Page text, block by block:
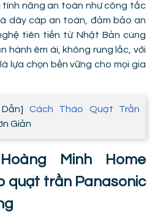
năng an toàn như công tắc
dây cáp an toàn, đảm bảo an
tiên tiến từ Nhật Bản cùng
hành êm ái, không rung lắc, với
lựa chọn bền vững cho mọi gia
Cách Tháo Quạt Trần
Giản
Minh Home
quạt trần Panasonic